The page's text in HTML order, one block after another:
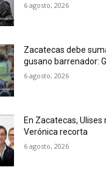
6 agosto, 2026
Zacatecas debe
gusano barrenador:
6 agosto, 2026
En Zacatecas, Ulises
Verónica recorta
6 agosto, 2026